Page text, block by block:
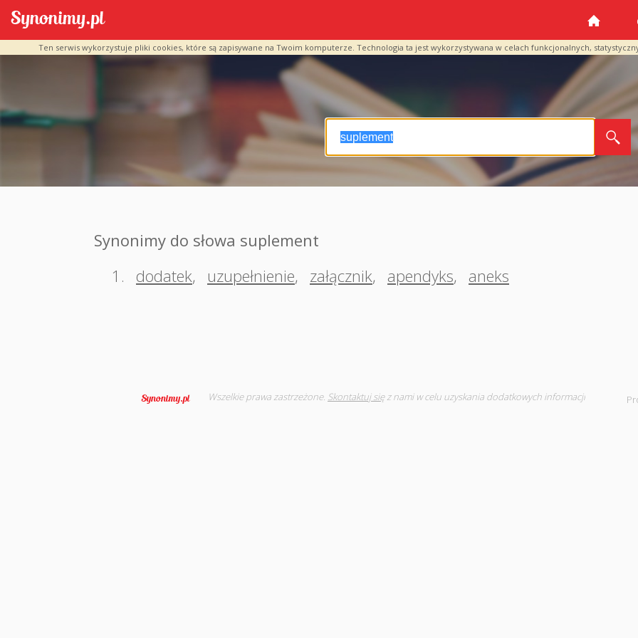
Ten serwis wykorzystuje pliki cookies, które są zapisywane na Twoim komputerze. Technologia ta jest wykorzystywana w celach funkcjonalnych,
Synonimy do słowa suplement
1.
dodatek, uzupełnienie, załącznik, apendyks, aneks
Wszelkie prawa zastrzeżone. Skontaktuj sięz nami w celu uzyskania dodatkowych informacji